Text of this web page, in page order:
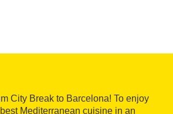
City Break to Barcelona! To enjoy
Mediterranean cuisine in an